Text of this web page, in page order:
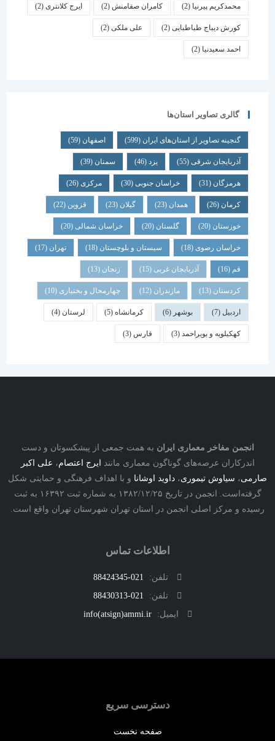
محمدکریم پیرنیا (2) کامران صفامنش(2) ایرج کلانتری (2)
کورش دیباج طباطبایی(2) علی ملکی(2)
احمد سعیدنیا (2)
گالری تصاویر استان‌ها
گنجینه تصاویر از استان‌های ایران(599) اصفهان (59)
آذربایجان شرقی(55) یزد سمنان (39)
هرمزگان(31) خراسان جنوبی(30) مرکزی (26)
همدان گیلان قزوین
خوزستان(20) گلستان (20) خراسان شمالی(20)
خراسان رضوی(18) سیستان و بلوچستان(18) تهران
آذربایجان غربی(15) زنجان
کردستان(13) مازندران(12) چهارمحال و بختیاری (10)
بوشهر کرمانشاه(5) لرستان (4)
کهکیلویه و بویراحمد(3) فارس
مفاخر معماری ایرانبه همت جمعی از پیشکسوتان و دست
عرصه‌های گوناگون معماری مانندایرج اعتصام،علی اکبر
،سیاوش تیموری،داوید اوشانا و با اهداف فرهنگی و حمایتی شکل
گرفته‌است. انجمن در تاریخ ۱۳۸۲/۱۲/۲۵ به شماره ثبت ۱۶۳۹۲ به ثبت
و مرکز اصلی انجمن در استان تهران شهرستان تهران واقع است.
اطلاعات تماس
تلفن:
021-88424345
تلفن:
021-88430313
ایمیل:
info(atsign)ammi.ir
دسترسی سریع
صفحه نخست